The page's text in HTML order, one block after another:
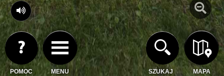
MENU MAPA
POMOC SZUKAJ